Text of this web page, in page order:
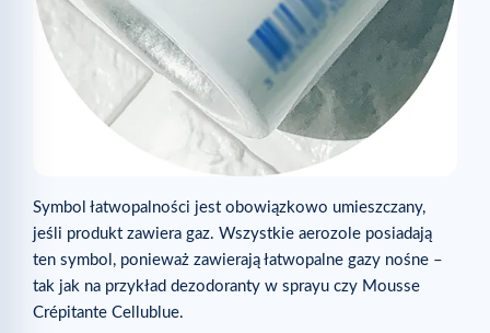
Symbol łatwopalności jest obowiązkowo umieszczany,
jeśli produkt zawiera gaz. Wszystkie aerozole posiadają
ten symbol, ponieważ zawierają łatwopalne gazy nośne –
tak jak na przykład dezodoranty w sprayu czy Mousse
Crépitante Cellublue.